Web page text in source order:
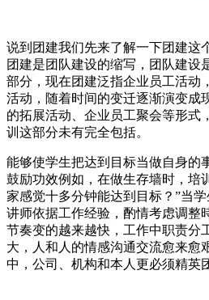
说到团建我们先来了解一下团建这
团建是团队建设的缩写，团队建设
部分，现在团建泛指企业员工活动
活动，随着时间的变迁逐渐演变成
的拓展活动、企业员工聚会等形式
训这部分未有完全包括。
能够使学生把达到目标当做自身的
鼓励功效例如，在做生存墙时，培
家感觉十多分钟能达到目标？”当
讲师依据工作经验，酌情考虑调整
节奏变的越来越快，工作中职责分
大，人和人的情感沟通交流愈来愈
中，公司、机构和本人更必须精英